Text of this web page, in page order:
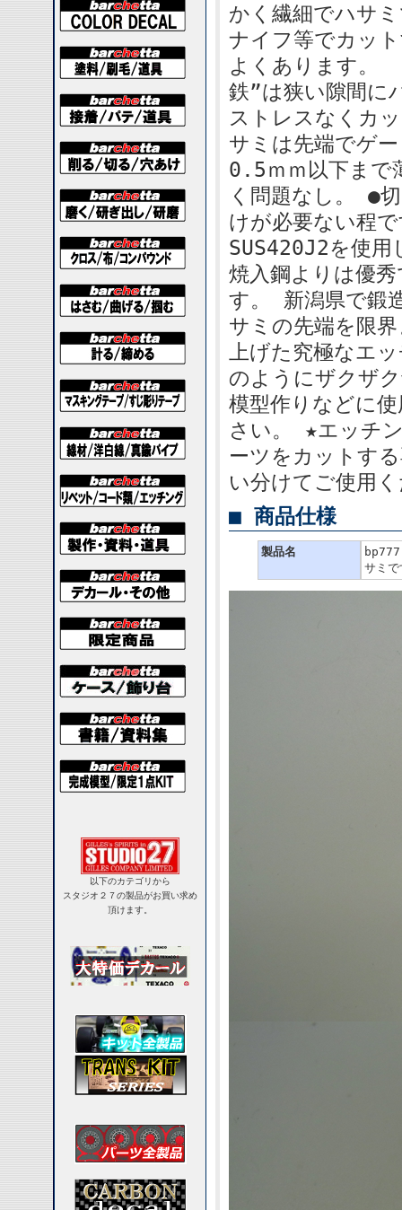
以下のカテゴリから
スタジオ２７の製品がお買い求め
頂けます。
かく繊細でハサ
ナイフ等でカッ
よくあります。
鉄”は狭い隙間に
ストレスなくカ
サミは先端でゲ
0.5ｍｍ以下まで
く問題なし。 ●
けが必要ない程
SUS420J2を使
焼入鋼よりは優
す。 新潟県で鍛
サミの先端を限
上げた究極なエ
のようにザクザ
模型作りなどに
さい。 ★エッチ
ーツをカットす
い分けてご使用
■ 商品仕様
製品名
サミで